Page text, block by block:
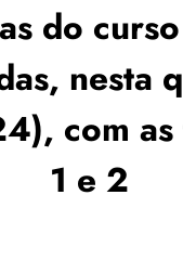
do
nesta
com as
1 e 2